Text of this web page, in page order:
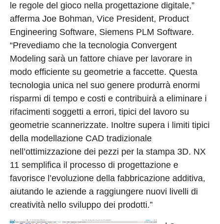
le regole del gioco nella progettazione digitale,”
afferma Joe Bohman, Vice President, Product
Engineering Software, Siemens PLM Software.
“Prevediamo che la tecnologia Convergent
Modeling sarà un fattore chiave per lavorare in
modo efficiente su geometrie a faccette. Questa
tecnologia unica nel suo genere produrrà enormi
risparmi di tempo e costi e contribuirà a eliminare i
rifacimenti soggetti a errori, tipici del lavoro su
geometrie scannerizzate. Inoltre supera i limiti tipici
della modellazione CAD tradizionale
nell’ottimizzazione dei pezzi per la stampa 3D. NX
11 semplifica il processo di progettazione e
favorisce l’evoluzione della fabbricazione additiva,
aiutando le aziende a raggiungere nuovi livelli di
creatività nello sviluppo dei prodotti.”